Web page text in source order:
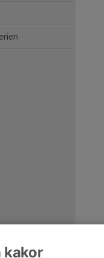
kakor